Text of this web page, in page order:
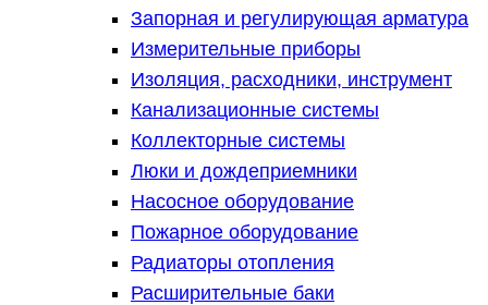
Запорная и регулирующая арматура
Измерительные приборы
Изоляция, расходники, инструмент
Канализационные системы
Коллекторные системы
Люки и дождеприемники
Насосное оборудование
Пожарное оборудование
Радиаторы отопления
Расширительные баки